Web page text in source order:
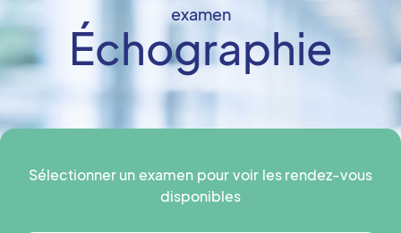
examen
Échographie
Sélectionner un examen pour voir les rendez-vous
disponibles